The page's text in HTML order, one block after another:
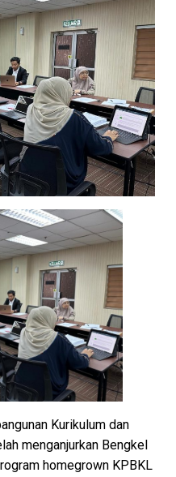
Kurikulum dan
menganjurkan Bengkel
homegrown KPBKL